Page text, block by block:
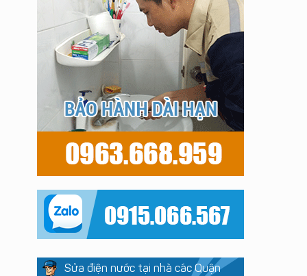
Sửa điện nước tại nhà các Quận